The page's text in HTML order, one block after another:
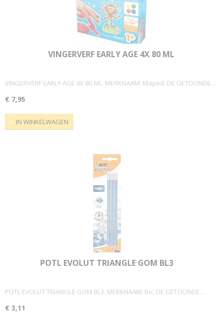
VINGERVERF EARLY AGE 4X 80 ML
VINGERVERF EARLY AGE 4X 80 ML. MERKNAAM: Maped. DE GETOONDE…
€ 7,95
IN WINKELWAGEN
POTL EVOLUT TRIANGLE GOM BL3
POTL EVOLUT TRIANGLE GOM BL3. MERKNAAM: Bic. DE GETOONDE…
€ 3,11